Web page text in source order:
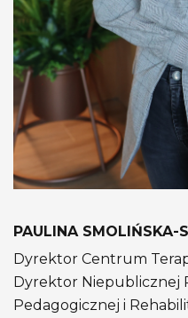
PAULINA SMOLIŃSKA-
Dyrektor Centrum
Dyrektor Niepublicznej
Pedagogicznej i